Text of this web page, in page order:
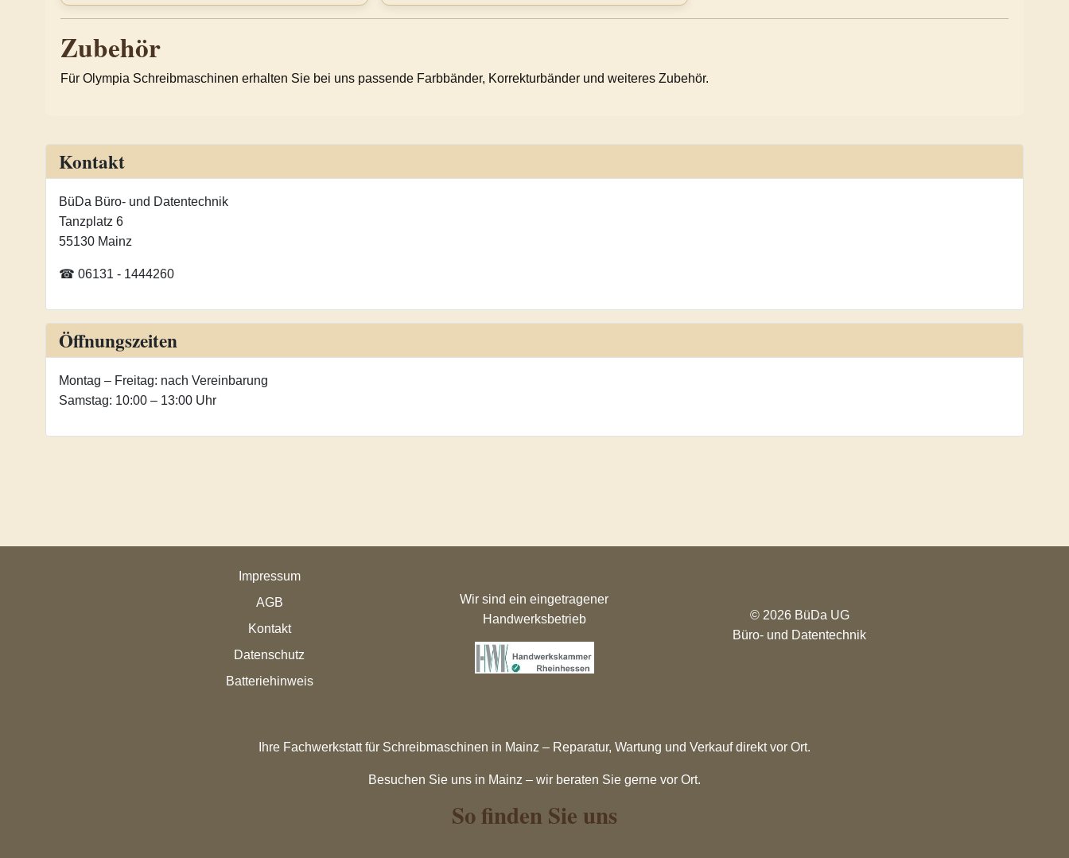
Zubehör
Für Olympia Schreibmaschinen erhalten Sie bei uns passende Farbbänder, Korrekturbänder und weiteres Zubehör.
Kontakt
BüDa Büro- und Datentechnik
Tanzplatz 6
55130 Mainz
☎ 06131 - 1444260
Öffnungszeiten
Montag – Freitag: nach Vereinbarung
Samstag: 10:00 – 13:00 Uhr
Impressum
AGB
Kontakt
Datenschutz
Batteriehinweis
Wir sind ein eingetragener
Handwerksbetrieb
© 2026 BüDa UG
Büro- und Datentechnik
Ihre Fachwerkstatt für Schreibmaschinen in Mainz – Reparatur, Wartung und Verkauf direkt vor Ort.
Besuchen Sie uns in Mainz – wir beraten Sie gerne vor Ort.
So finden Sie uns